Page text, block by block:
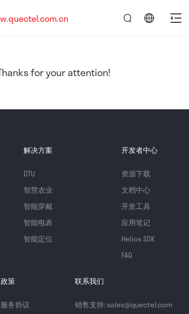
for your attention!
解决方案
DTU
智慧农业
智能穿戴
智能电表
智能定位
开发者中心
资源下载
文档中心
开发工具
应用笔记
Helios SDK
FAQ
政策
服务协议
联系我们
销售支持: sales@quectel.com